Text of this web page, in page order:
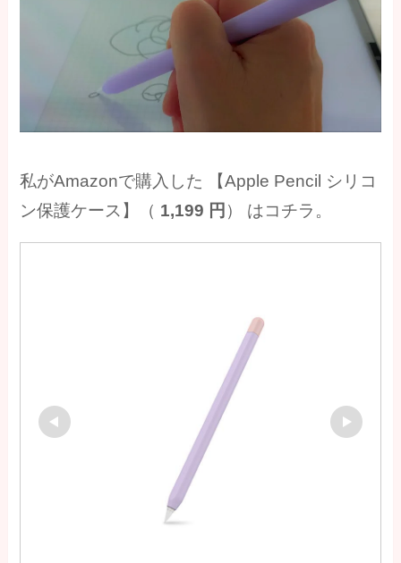
私がAmazonで購入した 【Apple Pencil シリコ
ン保護ケース】（ 1,199 円 ） はコチラ。